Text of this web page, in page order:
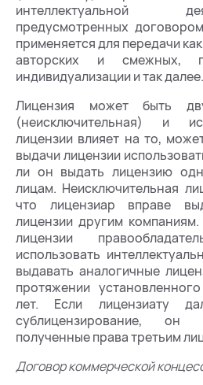
интеллектуальной
предусмотренных
применяется для передачи
авторских и смежных,
индивидуализации и так далее.
Лицензия может быть
(неисключительная) и
лицензии влияет на то,
выдачи лицензии
ли он выдать лицензию
лицам. Неисключительная
что лицензиар вправе
лицензии другим
лицензии
использовать
выдавать аналогичные
протяжении
лет. Если лицензиату
сублицензирование, он
полученные права третьим
Договор коммерческой